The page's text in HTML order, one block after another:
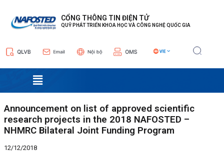
CỔNG THÔNG TIN ĐIỆN TỬ
QUỸ PHÁT TRIỂN KHOA HỌC VÀ CÔNG NGHỆ QUỐC GIA
Menu
Announcement on list of approved scientific
research projects in the 2018 NAFOSTED –
NHMRC Bilateral Joint Funding Program
12/12/2018
hướng
bài